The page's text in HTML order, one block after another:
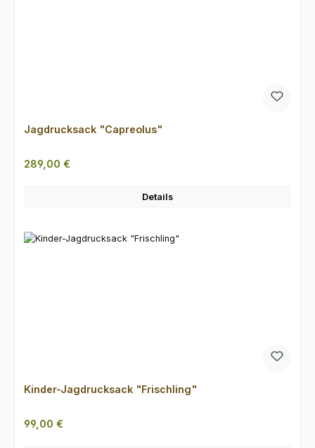
Jagdrucksack "Capreolus"
Regulärer Preis:
289,00 €
Details
Kinder-Jagdrucksack "Frischling"
Regulärer Preis:
99,00 €